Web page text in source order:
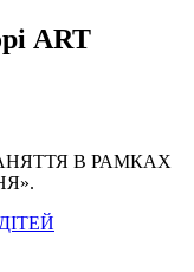
ART
В РАМКАХ